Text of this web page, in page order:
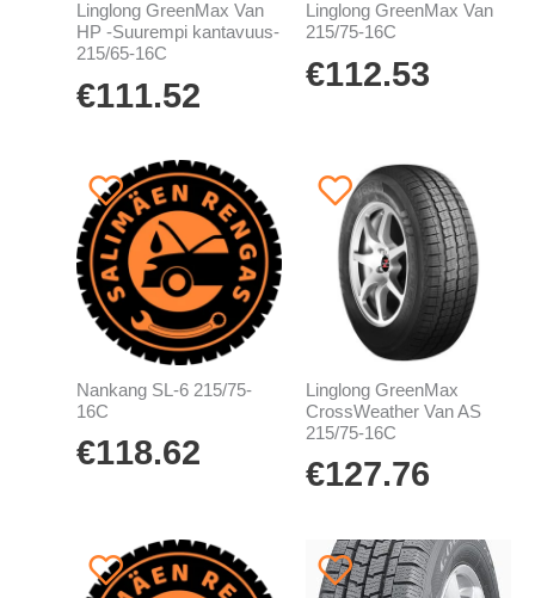
Linglong GreenMax Van
HP -Suurempi kantavuus-
215/65-16C
€111.52
Linglong GreenMax Van
215/75-16C
€112.53
Nankang SL-6 215/75-
16C
€118.62
Linglong GreenMax
CrossWeather Van AS
215/75-16C
€127.76